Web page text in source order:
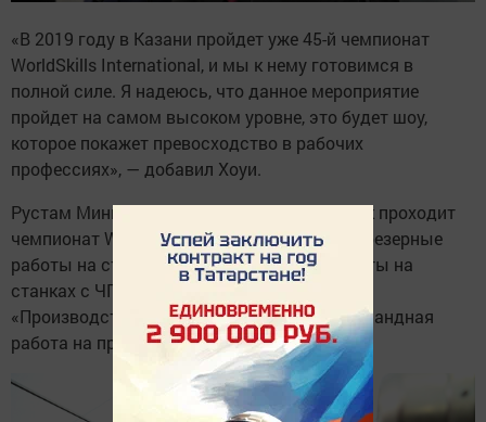
«В 2019 году в Казани пройдет уже 45-й чемпионат
WorldSkills International, и мы к нему готовимся в
полной силе. Я надеюсь, что данное мероприятие
пройдет на самом высоком уровне, это будет шоу,
которое покажет превосходство в рабочих
профессиях», — добавил Хоуи.
Рустам Минниханов ознакомился с тем, как проходит
чемпионат WorldSkills по компетенциям «Фрезерные
работы на станках с ЧПУ», «Токарные работы на
станках с ЧПУ», «Сварочные технологии»,
«Производство металлоконструкций», «Командная
работа на производстве».